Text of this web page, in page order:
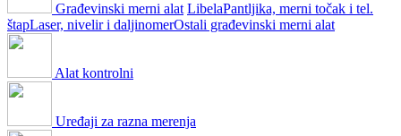
Građevinski merni alat LibelaPantljika, merni točak i tel.
štapLaser, nivelir i daljinomerOstali građevinski merni alat
Alat kontrolni
Uređaji za razna merenja